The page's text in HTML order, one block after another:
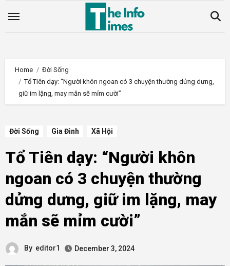
Home
Đời Sống
Tổ Tiên dạy: “Người khôn ngoan có 3 chuyện thường dửng dưng,
giữ im lặng, may mắn sẽ mỉm cười”
Đời Sống Gia Đình Xã Hội
Tổ Tiên dạy: “Người khôn
ngoan có 3 chuyện thường
dửng dưng, giữ im lặng, may
mắn sẽ mỉm cười”
By editor1 December 3, 2024